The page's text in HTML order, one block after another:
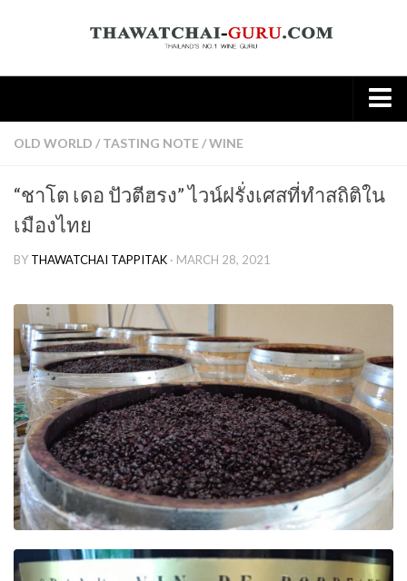
Home
Wine
New world
Tasting Note
Wine & Food
Spirit
Beer
Cocktail
Travel & Tasted
Food
News
OLD WORLD / TASTING NOTE /WINE
“ชาโต เดอ ปัวตีฮรง” ไวน์ฝรั่งเศสที่ทำสถิติใน
เมืองไทย
BY THAWATCHAI TAPPITAK · MARCH 28, 2021